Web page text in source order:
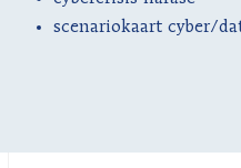
scenariokaart cyber/